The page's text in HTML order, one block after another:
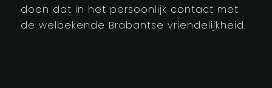
doen dat in het persoonlijk contact met
de welbekende Brabantse vriendelijkheid.